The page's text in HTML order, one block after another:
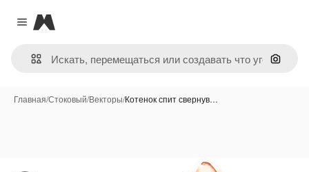
Close menu
Magnific
Поиск
Главная/Стоковый/Векторы/Котенок спит свернув…